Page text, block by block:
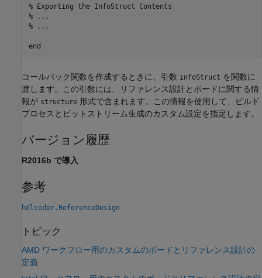
% Exporting the InfoStruct Contents
% ...
% ...
end
コールバック関数を作成するときに、引数 infoStruct を関数に
渡します。この引数には、リファレンス設計とボードに関する情
報が structure 形式で含まれます。この情報を使用して、ビルド
プロセスとビットストリーム生成のカスタム設定を指定します。
バージョン履歴
R2016b で導入
参考
hdlcoder.ReferenceDesign
トピック
AMD ワークフロー用のカスタムのボードとリファレンス設計の
定義